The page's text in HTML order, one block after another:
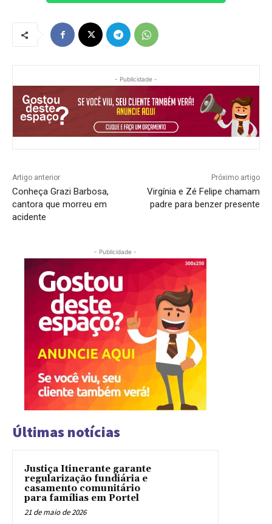
- Publicidade -
Artigo anterior
Conheça Grazi Barbosa,
cantora que morreu em
acidente
Próximo artigo
Virgínia e Zé Felipe chamam
padre para benzer presente
- Publicidade -
Últimas notícias
Justiça Itinerante garante
regularização fundiária e
casamento comunitário
para famílias em Portel
21 de maio de 2026